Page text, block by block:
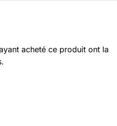
acheté ce produit ont la